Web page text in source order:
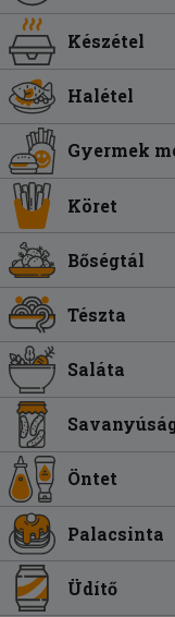
Készétel
Halétel
Gyermek
Köret
Bőségtál
Tészta
Saláta
Öntet
Palacsinta
Üdítő